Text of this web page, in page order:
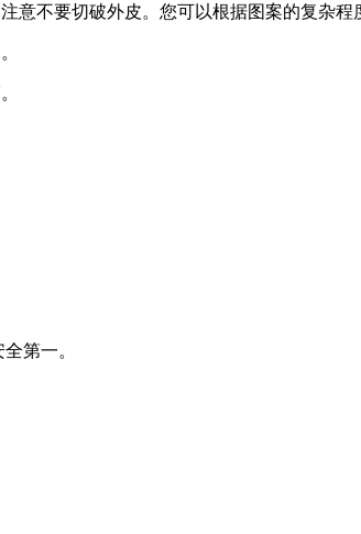
不要切破外皮。您可以根据图案的复杂程
第一。